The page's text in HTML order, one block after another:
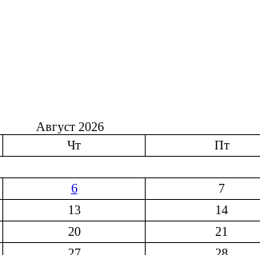
Август 2026
Чт Пт
6 7
13 14
20 21